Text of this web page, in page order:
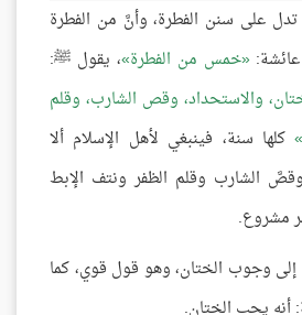
على سنن الفطرة، وأنَّ من الفطرة
خمس من الفطرة ، يقول ﷺ:
والاستحداد، وقص الشارب، وقلم
كلها سنة، فينبغي لأهل الإسلام ألا
الشارب وقلم الظفر ونتف الإبط
مشروع.
وجوب الختان، وهو قول قوي، كما
أنه يجب الختان.